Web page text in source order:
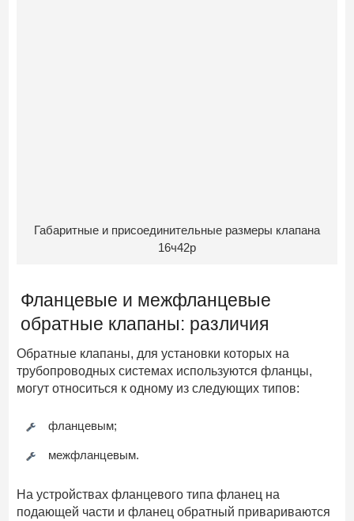
Габаритные и присоединительные размеры клапана
16ч42р
Фланцевые и межфланцевые
обратные клапаны: различия
Обратные клапаны, для установки которых на
трубопроводных системах используются фланцы,
могут относиться к одному из следующих типов:
фланцевым;
межфланцевым.
На устройствах фланцевого типа фланец на
подающей части и фланец обратный привариваются